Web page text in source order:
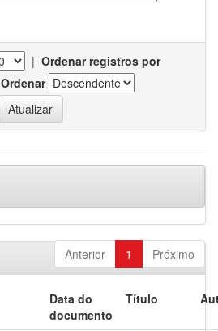
| Ordenar registros por
Ordenar
Anterior 1 Próximo
Data do
documento
Título